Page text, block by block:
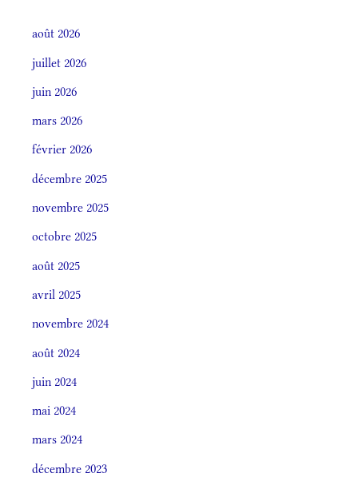
août 2026
juillet 2026
juin 2026
mars 2026
février 2026
décembre 2025
novembre 2025
octobre 2025
août 2025
avril 2025
novembre 2024
août 2024
juin 2024
mai 2024
mars 2024
décembre 2023